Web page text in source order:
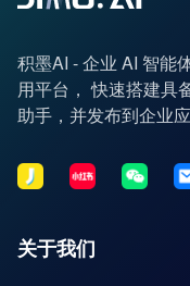
积墨AI - 企业 AI 智能
用平台， 快速搭建具
助手，并发布到企业应
关于我们